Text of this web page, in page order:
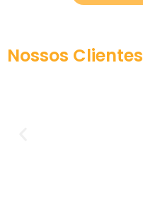
Nossos Clientes